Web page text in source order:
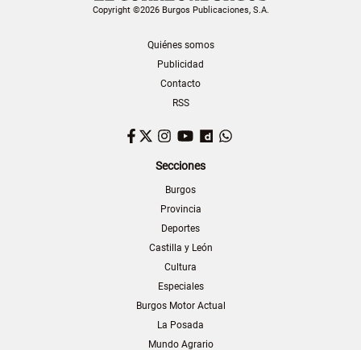
Copyright ©2026 Burgos Publicaciones, S.A.
Quiénes somos
Publicidad
Contacto
RSS
Facebook
TwitterInstagram
YouTubeDailymotion
Secciones
Burgos
Provincia
Deportes
Castilla y León
Cultura
Especiales
Burgos Motor Actual
La Posada
Mundo Agrario